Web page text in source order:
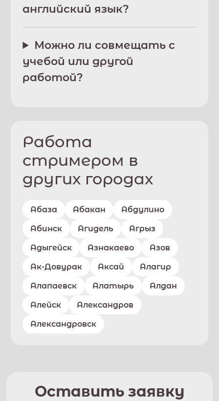
английский язык?
Можно ли совмещать с
учебой или другой
работой?
Работа
стримером в
других городах
Абаза Абакан Абдулино
Абинск Агидель Агрыз
Адыгейск Азнакаево Азов
Ак-Довурак Аксай Алагир
Алапаевск Алатырь Алдан
Алейск Александров
Александровск
Оставить заявку